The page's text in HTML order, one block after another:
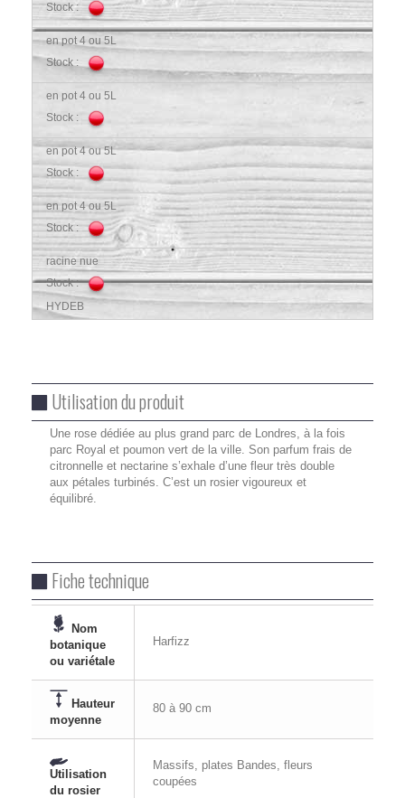
Stock :
en pot 4 ou 5L
Stock :
en pot 4 ou 5L
Stock :
en pot 4 ou 5L
Stock :
en pot 4 ou 5L
Stock :
racine nue
Stock :
HYDEB
Utilisation du produit
Une rose dédiée au plus grand parc de Londres, à la fois
parc Royal et poumon vert de la ville. Son parfum frais de
citronnelle et nectarine s’exhale d’une fleur très double
aux pétales turbinés. C’est un rosier vigoureux et
équilibré.
Fiche technique
Nom
botanique
ou variétale
Harfizz
Hauteur
moyenne
80 à 90 cm
Utilisation
du rosier
Massifs, plates Bandes, fleurs
coupées